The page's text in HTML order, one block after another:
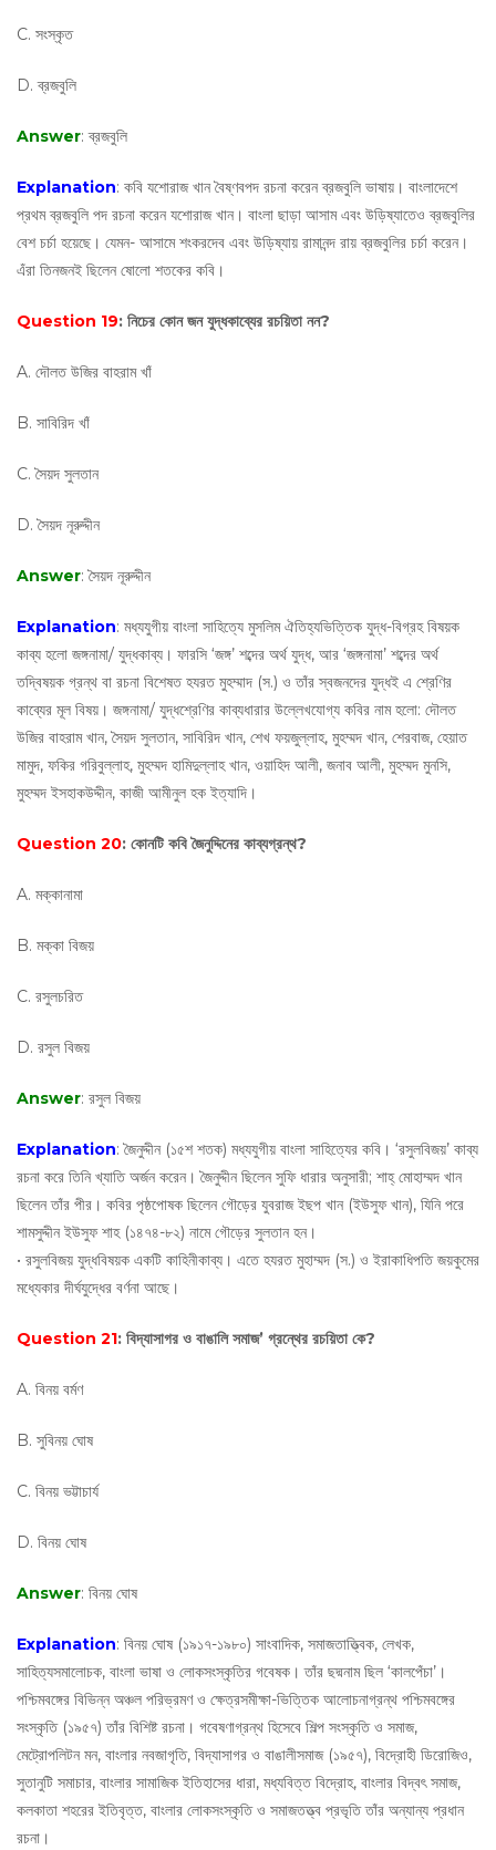
C. সংস্কৃত
D. ব্রজবুলি
Answer: ব্রজবুলি
Explanation: কবি যশোরাজ খান বৈষ্ণবপদ রচনা করেন ব্রজবুলি ভাষায়। বাংলাদেশে
প্রথম ব্রজবুলি পদ রচনা করেন যশোরাজ খান। বাংলা ছাড়া আসাম এবং উড়িষ্যাতেও ব্রজবুলির
বেশ চর্চা হয়েছে। যেমন- আসামে শংকরদেব এবং উড়িষ্যায় রামানন্দ রায় ব্রজবুলির চর্চা করেন।
এঁরা তিনজনই ছিলেন ষোলো শতকের কবি।
Question 19: নিচের কোন জন যুদ্ধকাব্যের রচয়িতা নন?
A. দৌলত উজির বাহরাম খাঁ
B. সাবিরিদ খাঁ
C. সৈয়দ সুলতান
D. সৈয়দ নূরুদ্দীন
Answer: সৈয়দ নূরুদ্দীন
Explanation: মধ্যযুগীয় বাংলা সাহিত্যে মুসলিম ঐতিহ্যভিত্তিক যুদ্ধ-বিগ্রহ বিষয়ক
কাব্য হলো জঙ্গনামা/ যুদ্ধকাব্য। ফারসি ‘জঙ্গ’ শব্দের অর্থ যুদ্ধ, আর ‘জঙ্গনামা’ শব্দের অর্থ
তদ্বিষয়ক গ্রন্থ বা রচনা বিশেষত হযরত মুহম্মাদ (স.) ও তাঁর স্বজনদের যুদ্ধই এ শ্রেণির
কাব্যের মূল বিষয়। জঙ্গনামা/ যুদ্ধশ্রেণির কাব্যধারার উল্লেখযোগ্য কবির নাম হলো: দৌলত
উজির বাহরাম খান, সৈয়দ সুলতান, সাবিরিদ খান, শেখ ফয়জুল্লাহ, মুহম্মদ খান, শেরবাজ, হেয়াত
মামুদ, ফকির গরিবুল্লাহ, মুহম্মদ হামিদুল্লাহ খান, ওয়াহিদ আলী, জনাব আলী, মুহম্মদ মুনসি,
মুহম্মদ ইসহাকউদ্দীন, কাজী আমীনুল হক ইত্যাদি।
Question 20: কোনটি কবি জৈনুদ্দিনের কাব্যগ্রন্থ?
A. মক্কানামা
B. মক্কা বিজয়
C. রসুলচরিত
D. রসুল বিজয়
Answer: রসুল বিজয়
Explanation: জৈনুদ্দীন (১৫শ শতক) মধ্যযুগীয় বাংলা সাহিত্যের কবি। ‘রসুলবিজয়’ কাব্য
রচনা করে তিনি খ্যাতি অর্জন করেন। জৈনুদ্দীন ছিলেন সুফি ধারার অনুসারী; শাহ্ মোহাম্মদ খান
ছিলেন তাঁর পীর। কবির পৃষ্ঠপোষক ছিলেন গৌড়ের যুবরাজ ইছপ খান (ইউসুফ খান), যিনি পরে
শামসুদ্দীন ইউসুফ শাহ (১৪৭৪-৮২) নামে গৌড়ের সুলতান হন।
• রসুলবিজয় যুদ্ধবিষয়ক একটি কাহিনীকাব্য। এতে হযরত মুহাম্মদ (স.) ও ইরাকাধিপতি জয়কুমের
মধ্যেকার দীর্ঘযুদ্ধের বর্ণনা আছে।
Question 21: বিদ্যাসাগর ও বাঙালি সমাজ’ গ্রন্থের রচয়িতা কে?
A. বিনয় বর্মণ
B. সুবিনয় ঘোষ
C. বিনয় ভট্টাচার্য
D. বিনয় ঘোষ
Answer: বিনয় ঘোষ
Explanation: বিনয় ঘোষ (১৯১৭-১৯৮০) সাংবাদিক, সমাজতাত্ত্বিক, লেখক,
সাহিত্যসমালোচক, বাংলা ভাষা ও লোকসংস্কৃতির গবেষক। তাঁর ছদ্মনাম ছিল ‘কালপেঁচা’।
পশ্চিমবঙ্গের বিভিন্ন অঞ্চল পরিভ্রমণ ও ক্ষেত্রসমীক্ষা-ভিত্তিক আলোচনাগ্রন্থ পশ্চিমবঙ্গের
সংস্কৃতি (১৯৫৭) তাঁর বিশিষ্ট রচনা। গবেষণাগ্রন্থ হিসেবে শিল্প সংস্কৃতি ও সমাজ,
মেট্রোপলিটন মন, বাংলার নবজাগৃতি, বিদ্যাসাগর ও বাঙালীসমাজ (১৯৫৭), বিদ্রোহী ডিরোজিও,
সুতানুটি সমাচার, বাংলার সামাজিক ইতিহাসের ধারা, মধ্যবিত্ত বিদ্রোহ, বাংলার বিদ্বৎ সমাজ,
কলকাতা শহরের ইতিবৃত্ত, বাংলার লোকসংস্কৃতি ও সমাজতত্ত্ব প্রভৃতি তাঁর অন্যান্য প্রধান
রচনা।